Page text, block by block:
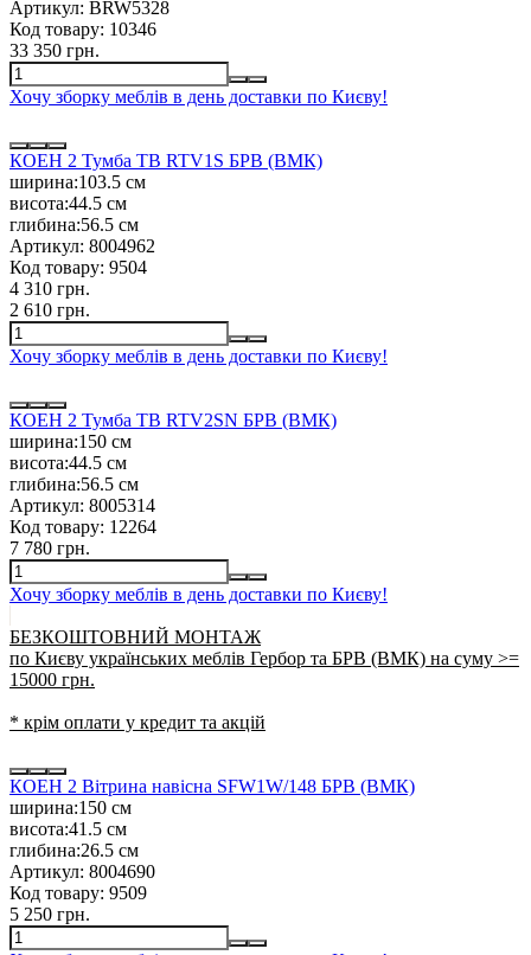
Артикул: BRW5328
Код товару: 10346
33 350 грн.
Хочу зборку меблів в день доставки по Києву!
КОЕН 2 Тумба ТВ RTV1S БРВ (ВМК)
ширина:103.5 см
висота:44.5 см
глибина:56.5 см
Артикул: 8004962
Код товару: 9504
4 310 грн.
2 610 грн.
Хочу зборку меблів в день доставки по Києву!
КОЕН 2 Тумба ТВ RTV2SN БРВ (ВМК)
ширина:150 см
висота:44.5 см
глибина:56.5 см
Артикул: 8005314
Код товару: 12264
7 780 грн.
Хочу зборку меблів в день доставки по Києву!
БЕЗКОШТОВНИЙ МОНТАЖ
по Києву українських меблів Гербор та БРВ (ВМК) на суму >=
15000 грн.
* крім оплати у кредит та акцій
КОЕН 2 Вітрина навісна SFW1W/148 БРВ (ВМК)
ширина:150 см
висота:41.5 см
глибина:26.5 см
Артикул: 8004690
Код товару: 9509
5 250 грн.